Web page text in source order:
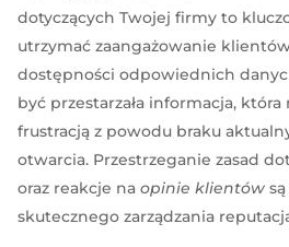
dotyczących Twojej firmy to
utrzymać zaangażowanie
dostępności odpowiednich
być przestarzała informacja,
frustracją z powodu braku
otwarcia. Przestrzeganie zasad
oraz reakcje naopinie klientów
skutecznego zarządzania